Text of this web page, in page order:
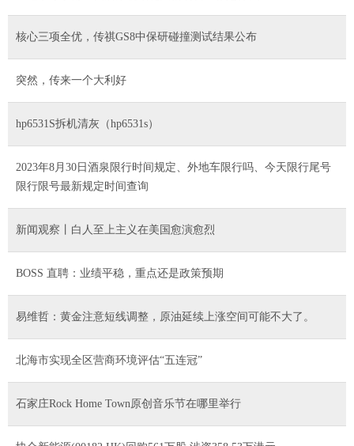
核心三项全优，传祺GS8中保研碰撞测试结果公布
突然，传来一个大利好
hp6531S拆机清灰（hp6531s）
2023年8月30日酒泉限行时间规定、外地车限行吗、今天限行尾号
限行限号最新规定时间查询
新闻观察丨白人至上主义在美国愈演愈烈
BOSS 直聘：业绩平稳，重点还是政策预期
易维哲：黄金注意短线调整，原油延续上涨空间可能不大了。
北海市实现全区营商环境评估“五连冠”
石家庄Rock Home Town原创音乐节在哪里举行